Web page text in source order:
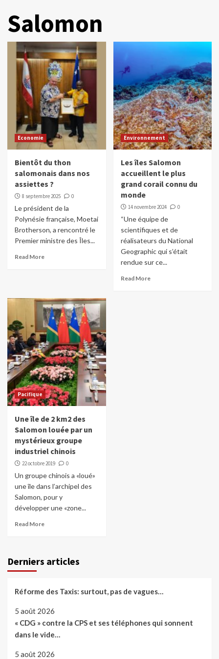
Salomon
Economie
Bientôt du thon
salomonais dans nos
assiettes ?
8 septembre 2025 0
Le président de la
Polynésie française, Moetai
Brotherson, a rencontré le
Premier ministre des Îles...
Read More
Environnement
Les îles Salomon
accueillent le plus
grand corail connu du
monde
14 novembre 2024 0
“Une équipe de
scientifiques et de
réalisateurs du National
Geographic qui s’était
rendue sur ce...
Read More
Pacifique
Une île de 2 km2 des
Salomon louée par un
mystérieux groupe
industriel chinois
22 octobre 2019 0
Un groupe chinois a «loué»
une île dans l’archipel des
Salomon, pour y
développer une «zone...
Read More
Derniers articles
Réforme des Taxis: surtout, pas de vagues…
5 août 2026
« CDG » contre la CPS et ses téléphones qui sonnent
dans le vide…
5 août 2026